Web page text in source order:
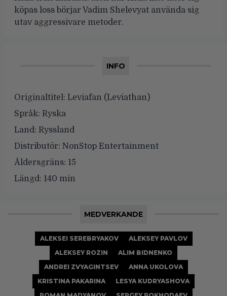
köpas loss börjar Vadim Shelevyat använda sig
utav aggressivare metoder.
INFO
Originaltitel: Leviafan (Leviathan)
Språk: Ryska
Land: Ryssland
Distributör: NonStop Entertainment
Åldersgräns: 15
Längd: 140 min
MEDVERKANDE
ALEKSEI SEREBRYAKOV
ALEKSEY PAVLOV
ALEKSEY ROZIN
ALIM BIDNENKO
ANDREI ZVYAGINTSEV
ANNA UKOLOVA
KRISTINA PAKARINA
LESYA KUDRYASHOVA